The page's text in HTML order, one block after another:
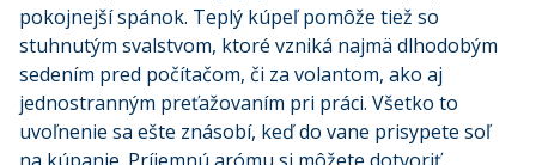
pokojnejší spánok. Teplý kúpeľ pomôže tiež so
stuhnutým svalstvom, ktoré vzniká najmä dlhodobým
sedením pred počítačom, či za volantom, ako aj
jednostranným preťažovaním pri práci. Všetko to
uvoľnenie sa ešte znásobí, keď do vane prisypete soľ